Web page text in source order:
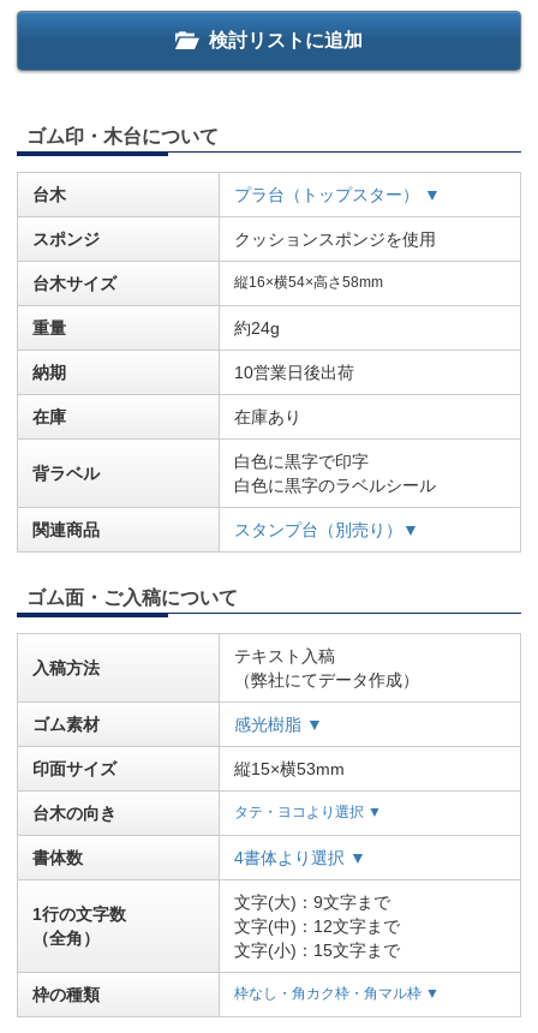
検討リストに追加
ゴム印・木台について
台木 プラ台（トップスター） ▼
スポンジ クッションスポンジを使用
台木サイズ 縦16×横54×高さ58mm
重量 約24g
納期 10営業日後出荷
在庫 在庫あり
背ラベル
白色に黒字で印字
白色に黒字のラベルシール
関連商品 スタンプ台（別売り）▼
ゴム面・ご入稿について
入稿方法
テキスト入稿
（弊社にてデータ作成）
ゴム素材 感光樹脂 ▼
印面サイズ 縦15×横53mm
台木の向き タテ・ヨコより選択 ▼
書体数 4書体より選択 ▼
1行の文字数
（全角）
文字(大)：9文字まで
文字(中)：12文字まで
文字(小)：15文字まで
枠の種類 枠なし・角カク枠・角マル枠 ▼